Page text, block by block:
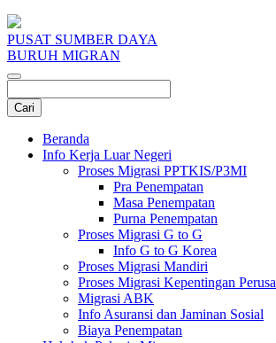
PUSAT SUMBER DAYA
BURUH MIGRAN
Beranda
Info Kerja Luar Negeri
Proses Migrasi PPTKIS/P3MI
Pra Penempatan
Masa Penempatan
Purna Penempatan
Proses Migrasi G to G
Info G to G Korea
Proses Migrasi Mandiri
Proses Migrasi Kepentingan
Migrasi ABK
Info Asuransi dan Jaminan Sosial
Biaya Penempatan